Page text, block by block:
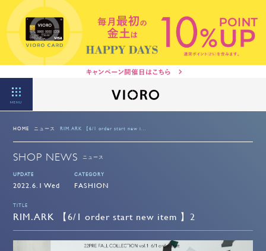
MENU
HOME ニュース RIM.ARK 【6/1 order start new i...
SHOP NEWS ニュース
UPDATE
2022.6.1 Wed
CATEGORY
FASHION
TITLE
RIM.ARK 【6/1 order start new item 】2